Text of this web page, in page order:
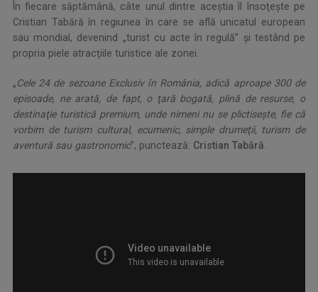
În fiecare săptămână, câte unul dintre aceştia îl însoţeşte pe
Cristian Tabără în regiunea în care se află unicatul european
sau mondial, devenind „turist cu acte în regulă” şi testând pe
propria piele atracţiile turistice ale zonei.
„Cele 24 de sezoane Exclusiv în România, adică aproape 300 de
episoade, ne arată, de fapt, o ţară bogată, plină de resurse, o
destinaţie turistică premium, unde nimeni nu se plictiseşte, fie că
vorbim de turism cultural, ecumenic, simple drumeţii, turism de
aventură sau gastronomic”, punctează: Cristian Tabără.